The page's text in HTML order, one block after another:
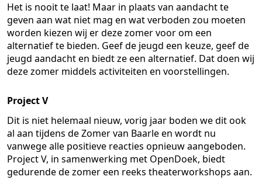
Het is nooit te laat! Maar in plaats van aandacht te
geven aan wat niet mag en wat verboden zou moeten
worden kiezen wij er deze zomer voor om een
alternatief te bieden. Geef de jeugd een keuze, geef de
jeugd aandacht en biedt ze een alternatief. Dat doen wij
deze zomer middels activiteiten en voorstellingen.
Project V
Dit is niet helemaal nieuw, vorig jaar boden we dit ook
al aan tijdens de Zomer van Baarle en wordt nu
vanwege alle positieve reacties opnieuw aangeboden.
Project V, in samenwerking met OpenDoek, biedt
gedurende de zomer een reeks theaterworkshops aan.